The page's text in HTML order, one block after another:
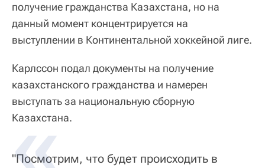
получение гражданства Казахстана, но на
данный момент концентрируется на
выступлении в Континентальной хоккейной лиге.
Карлссон подал документы на получение
казахстанского гражданства и намерен
выступать за национальную сборную
Казахстана.
"Посмотрим, что будет происходить в